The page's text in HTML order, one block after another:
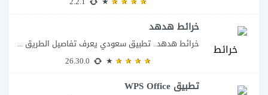
خرائط هدهد
خرائط هدهد.. تطبيق سعودي يعرف تفاصيل الطريق قبل أن تبدأ رحلتك يقدم تطبيق خرائط...
تطبيق WPS Office